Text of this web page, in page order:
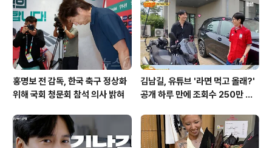
생존기를 그린 액션물입니다. MBC는 이미 '무빙', '카지노'
등 디즈니+ 인기작을 편성하며 시청자들의 호응을 얻은 바
있습니다...
홍명보 전 감독, 한국 축구 정상화
위해 국회 청문회 참석 의사 밝혀
김남길, 유튜브 '라면 먹고 올래?'
공개 하루 만에 조회수 250만 돌